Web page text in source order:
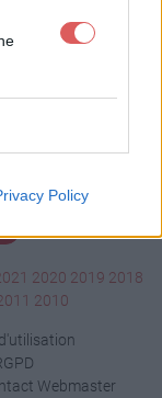
Policy
2020 2019 2018
2010
Webmaster